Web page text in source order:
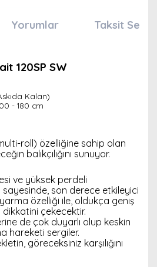
Yorumlar Taksit
120SP SW
Kalan)
- 180 cm
roll) özelliğine sahip olan
balıkçılığını sunuyor.
ve yüksek perdeli
son derece etkileyici
özelliği ile, oldukça geniş
çekecektir.
de çok duyarlı olup keskin
hareketi sergiler.
göreceksiniz karşılığını